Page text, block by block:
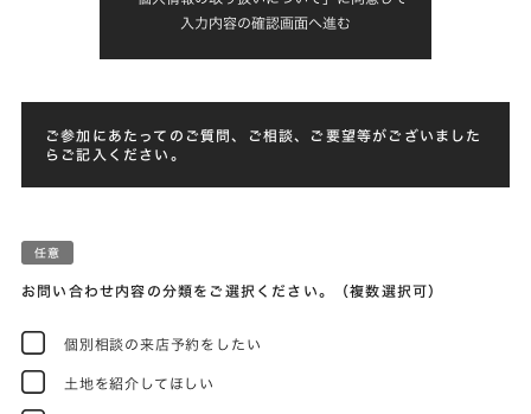
入力内容の確認画面へ進む
ご参加にあたってのご質問、ご相談、ご要望等がございました
らご記入ください。
お問い合わせ内容の分類をご選択ください。（複数選択可）
個別相談の来店予約をしたい
土地を紹介してほしい